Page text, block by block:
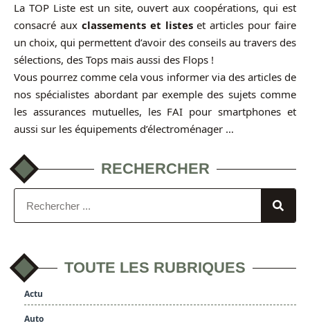
La TOP Liste est un site, ouvert aux coopérations, qui est
consacré aux classements et listeset articles pour faire
un choix, qui permettent d’avoir des conseils au travers des
sélections, des Tops mais aussi des Flops !
Vous pourrez comme cela vous informer via des articles de
nos spécialistes abordant par exemple des sujets comme
les assurances mutuelles, les FAI pour smartphones et
aussi sur les équipements d’électroménager …
RECHERCHER
TOUTE LES RUBRIQUES
Actu
Auto